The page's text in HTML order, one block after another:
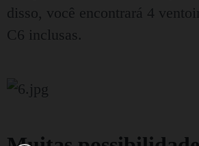
disso, você encontrará 4
C6 inclusas.